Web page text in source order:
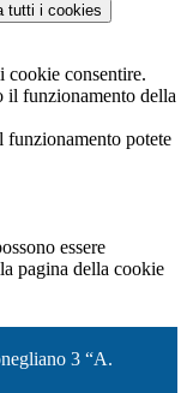
tutti i cookies
cookie consentire.
il funzionamento della
funzionamento potete
essere
pagina della cookie
3 “A.